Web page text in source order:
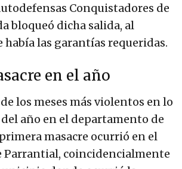
Conquistadores de
bloqueó dicha salida, al
había las garantías requeridas.
en el año
los meses más violentos en lo
año en el departamento de
masacre ocurrió en el
Parrantial, coincidencialmente